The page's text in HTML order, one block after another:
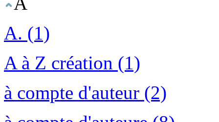
A. (1)
A à Z création (1)
à compte d'auteur (2)